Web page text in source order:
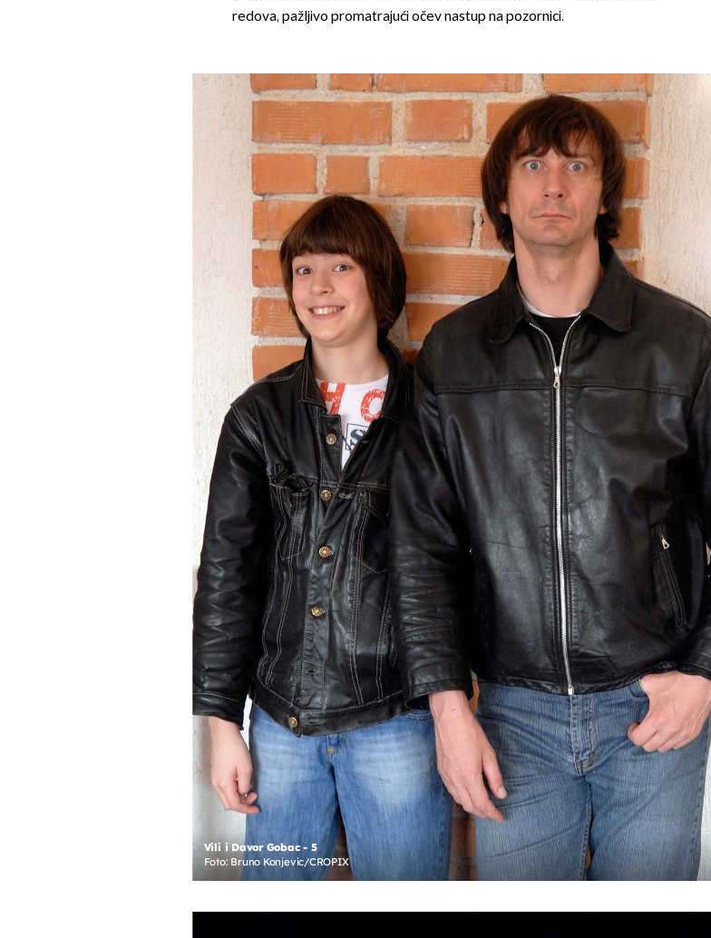
redova, pažljivo promatrajući očev nastup na pozornici.
Vili i Davor Gobac - 5
Foto: Bruno Konjevic/CROPIX
OMOGUĆI OBAVIJESTI